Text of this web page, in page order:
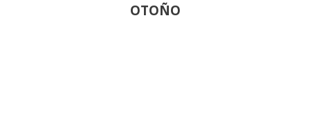
OTOÑO